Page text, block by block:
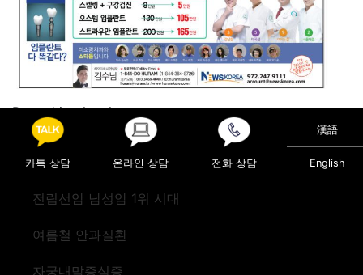
Posted in의료정보
Post navigation
코막힘, 재채기, 가려움, 콧물 등 그 원인은? 요실금
카톡 상담 온라인 상담 전화 상담
漢語
English
전립선암 남성암 1위 시대
여름철 안과질환
자궁내막증식증